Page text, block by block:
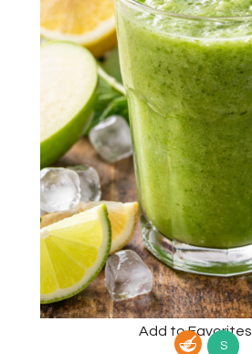
Add to Favorites
S